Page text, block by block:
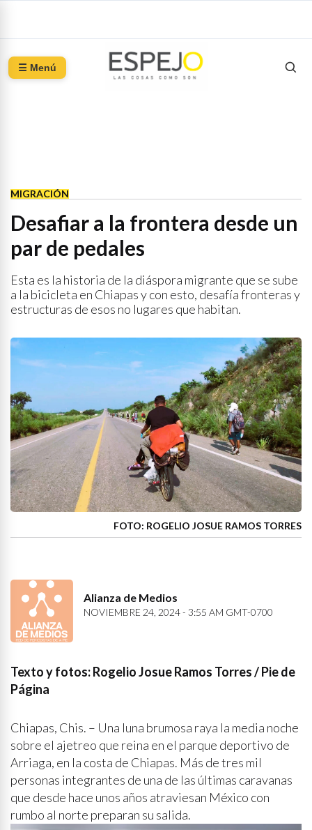
☰ Menú
MIGRACIÓN
Desafiar a la frontera desde un
par de pedales
Esta es la historia de la diáspora migrante que se sube
a la bicicleta en Chiapas y con esto, desafía fronteras y
estructuras de esos no lugares que habitan.
FOTO: ROGELIO JOSUE RAMOS TORRES
Alianza de Medios
NOVIEMBRE 24, 2024 - 3:55 AM GMT-0700
Texto y fotos: Rogelio Josue Ramos Torres / Pie de
Página
Chiapas, Chis. – Una luna brumosa raya la media noche
sobre el ajetreo que reina en el parque deportivo de
Arriaga, en la costa de Chiapas. Más de tres mil
personas integrantes de una de las últimas caravanas
que desde hace unos años atraviesan México con
rumbo al norte preparan su salida.